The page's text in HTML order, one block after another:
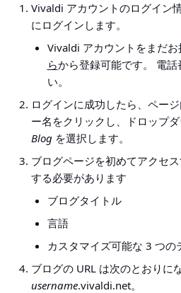
Vivaldi アカウントのログイン
にログインします。
Vivaldi アカウントをまだお
らから登録可能です。 電
い。
ログインに成功したら、ペー
ー名をクリックし、ドロップ
Blog を選択します。
ブログページを初めてアクセ
する必要があります
ブログタイトル
言語
カスタマイズ可能な 3 つの
ブログの URL は次のとおりに
username.vivaldi.net。